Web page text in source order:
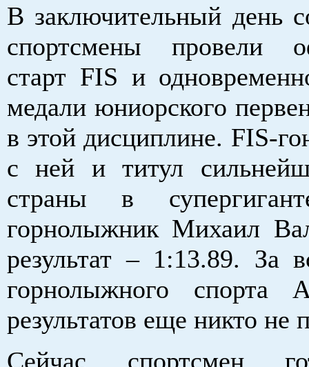
В заключительный день
спортсмены провели
старт FIS и
медали юниорского
в этой дисциплине. FIS-
с ней и титул
страны в
горнолыжник Михаил
результат – 1:13.89. За
горнолыжного спорта
результатов еще никто не
Сейчас спортсмен